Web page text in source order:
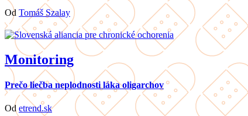
Od Tomáš Szalay
Monitoring
Prečo liečba neplodnosti láka oligarchov
Od etrend.sk